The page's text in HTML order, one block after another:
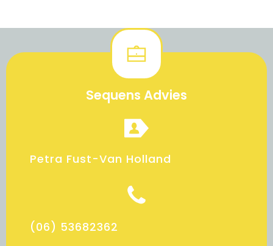
Sequens Advies
Petra Fust-Van Holland
(06) 53682362